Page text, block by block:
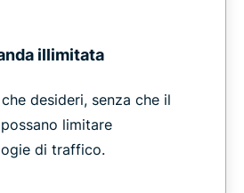
illimitata
desideri, senza che il
limitare
di traffico.